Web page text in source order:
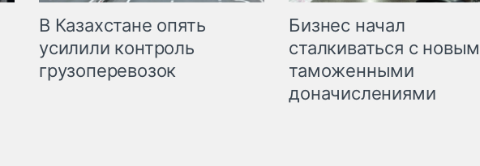
В Казахстане опять
усилили контроль
грузоперевозок
Бизнес начал
сталкиваться с
таможенными
доначислениями